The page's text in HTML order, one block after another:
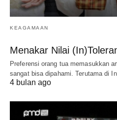
KEAGAMAAN
Menakar Nilai
Preferensi orang tua memasukkan
sangat bisa dipahami. Terutama di
4 bulan ago